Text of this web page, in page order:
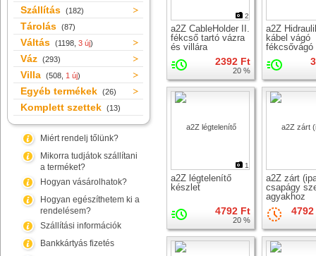
Szállítás (182)
Tárolás (87)
Váltás (1198, 3 új)
Váz (293)
Villa (508, 1 új)
Egyéb termékek (26)
Komplett szettek (13)
Miért rendelj tőlünk?
Mikorra tudjátok szállítani
a terméket?
Hogyan vásárolhatok?
Hogyan egészíthetem ki a
rendelésem?
Szállítási információk
Bankkártyás fizetés
2
a2Z CableHolder II.
fékcső tartó vázra
és villára
kábelvezető2392 Ft
20 %
a2Z
kábel vágó
fékcsővágó
1
a2Z légtelenítő
készlet
4792 Ft
20 %
a2Z zárt
csapágy
agyakhoz